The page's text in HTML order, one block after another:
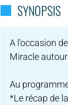
SYNOPSIS
A l'occasion
Miracle
Au
*Le récap de